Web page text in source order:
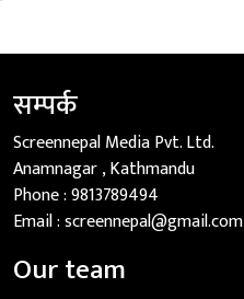
सम्पर्क
Screennepal Media Pvt. Ltd.
Anamnagar , Kathmandu
Phone :9813789494
Email :screennepal@gmail.com
Our team